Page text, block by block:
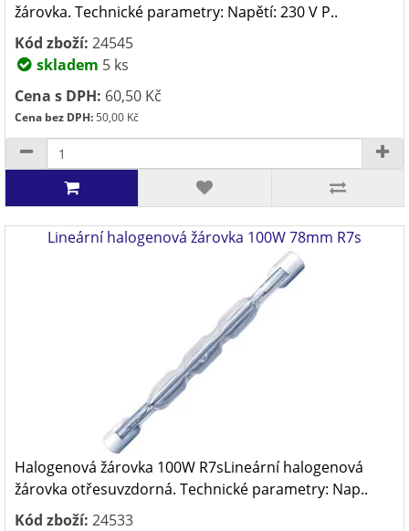
žárovka. Technické parametry: Napětí: 230 V P..
Kód zboží: 24545
skladem 5 ks
Cena s DPH: 60,50 Kč
Cena bez DPH:50,00 Kč
Lineární halogenová žárovka 100W 78mm R7s
Halogenová žárovka 100W R7sLineární halogenová
žárovka otřesuvzdorná. Technické parametry: Nap..
Kód zboží: 24533